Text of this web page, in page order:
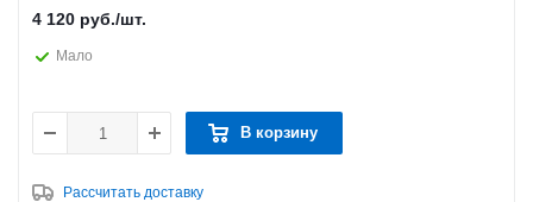
4 120 руб./шт.
Мало
В корзину
Рассчитать доставку